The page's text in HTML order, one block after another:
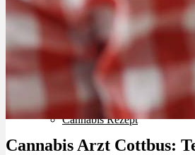
Schlafstörungen
Cannabis Ärzte
Cannabis Rezept
Cannabis Arzt Cottbus: